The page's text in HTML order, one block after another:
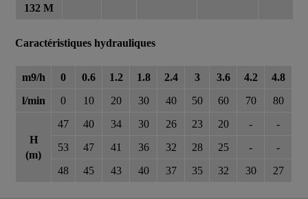
132 M
Caractéristiques hydrauliques
m9/h 0 0.6 1.2 1.8 2.4 3 3.6 4.2
4.8
l/min
0 10 20 30 40 50 60 70 80
H
(m)
47 40 34 30 26 23 20 -
-
53
47 41 36 32 28 25 -
-
48
45 43 40 37 35 32 30 27